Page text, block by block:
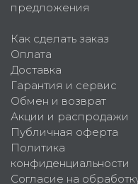
предложения
Как сделать заказ
Оплата
Доставка
Гарантия и сервис
Обмен и возврат
Акции и распродажи
Публичная оферта
Политика
конфиденциальности
Согласие на